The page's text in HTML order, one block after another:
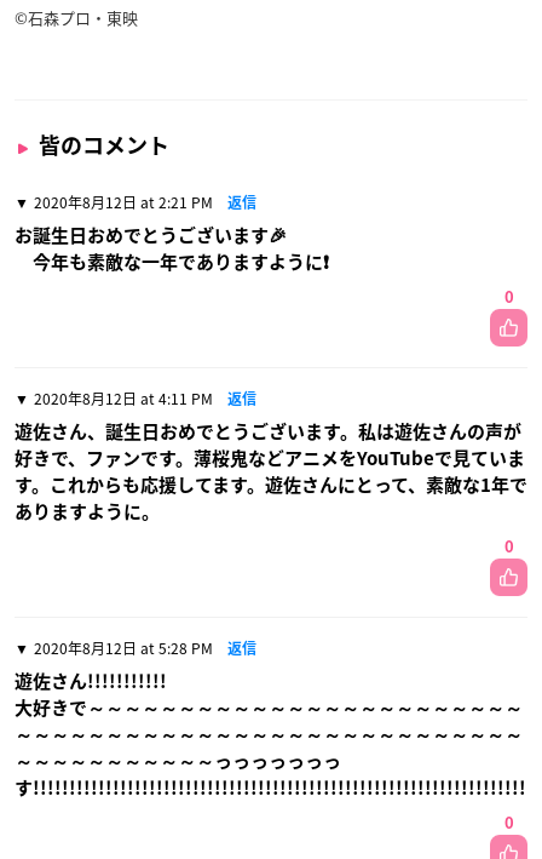
©石森プロ・東映
皆のコメント
2020年8月12日 at 2:21 PM 返信
お誕生日おめでとうございます🎉
今年も素敵な一年でありますように❗
0
2020年8月12日 at 4:11 PM 返信
遊佐さん、誕生日おめでとうございます。私は遊佐さんの声が
好きで、ファンです。薄桜鬼などアニメをYouTubeで見ていま
す。これからも応援してます。遊佐さんにとって、素敵な1年で
ありますように。
0
2020年8月12日 at 5:28 PM 返信
遊佐さん!!!!!!!!!!!
大好きで～～～～～～～～～～～～～～～～～～～～～～～～
～～～～～～～～～～～～～～～～～～～～～～～～～～～～
～～～～～～～～～～～っっっっっっっ
す
0